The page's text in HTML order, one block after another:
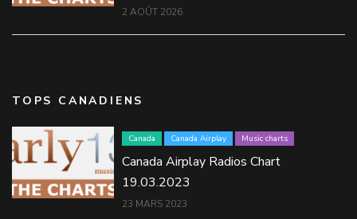
2 AOÛT 2026
TOPS CANADIENS
Canada Canada Airplay Music charts
Canada Airplay Radios Chart
19.03.2023
23 MARS 2023